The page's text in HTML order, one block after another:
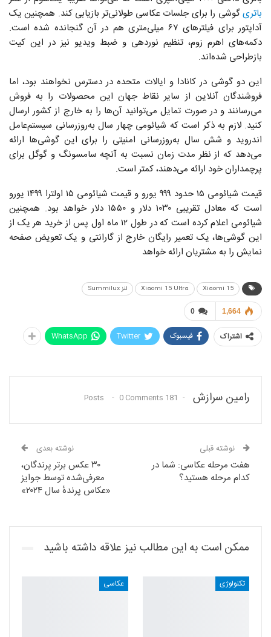
باتریگوشی را برای جلسات عکاسی طولانی‌تر بازیابی کند. همچنین یک
آداپتور برای فیلترهای ۶۷ میلی‌متری هم در آن گنجانده شده است.
دکمه‌های اهرم زوم، تنظیم نوردهی و ضبط ویدیو نیز در این کیت
بازطراحی شده‌اند.
این دو گوشی در کانادا و ایالات متحده در دسترس نخواهند بود، اما
فروشندگان آنلاین از سایر نقاط جهان این محصولات را به فروش
می‌رسانند و در صورت تمایل می‌توانید آن‌ها را به خارج از کشور ارسال
کنید. لازم به ذکر است که شیائومی چهار سال به‌روزرسانی سیستم‌عامل
اندروید و شش سال به‌روزرسانی امنیتی را برای این گوشی‌ها ارائه
می‌دهد که از نظر مدت زمان نسبت به آنچه سامسونگ و گوگل برای
پرچمداران خود ارائه می‌دهند، کمتر است.
قیمت شیائومی ۱۵ حدود ۹۹۹ یورو و قیمت شیائومی ۱۵ اولترا ۱۴۹۹ یورو
است که معادل تقریبی ۱۰۳۰ دلار و ۱۵۵۰ دلار خواهد بود. همچنین
شیائومی اعلام کرده است که در طول ۱۲ ماه اول پس از خرید هر یک از
این گوشی‌ها، یک تعمیر رایگان خارج از گارانتی و یک تعویض صفحه
نمایش را به مشتریان ارائه خواهد
Xiaomi 15
Xiaomi 15 Ultra لنز Summilux
0 1,664
اشتراک فیسبوک Twitter
WhatsApp
رامین سرازش 181 Posts
0 Comments
نوشته قبلی
هفت مرحله عکاسی: شما در
کدام مرحله هستید؟
نوشته بعدی
۳۰ عکس برتر پرندگان،
معرفی‌شده توسط جوایز
«عکاس پرندهٔ سال ۲۰۲۴»
ممکن است به این مطالب نیز علاقه داشته باشید
تکنولوژی عکاسی